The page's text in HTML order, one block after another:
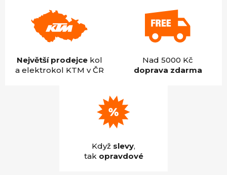
Největší prodejcekol
a elektrokol KTM v ČR
Nad 5000 Kč
doprava zdarma
Když slevy,
tak opravdové